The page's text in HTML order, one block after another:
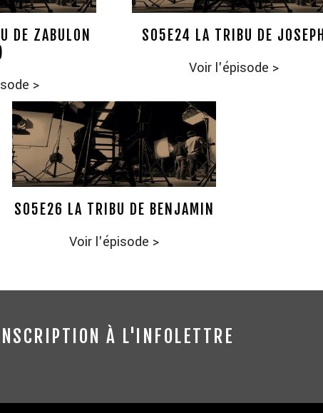
DE ZABULON
>
S05E24 LA TRIBU DE JOSEPH
Voir l'épisode >
S05E26 LA TRIBU DE BENJAMIN
Voir l'épisode >
INSCRIPTION À L'INFOLETTRE